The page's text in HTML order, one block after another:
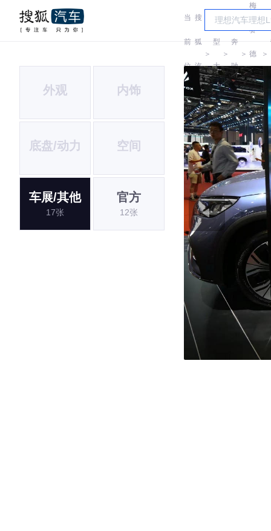
当
前
位
置:
搜
狐
汽
车
＞
车
型
大
全
＞
奔
驰
＞
梅
赛
德
斯-
EQ
＞
外观 内饰
底盘/动力 空间
车展/其他
17张
官方
12张